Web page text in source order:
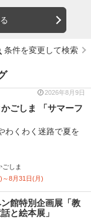
条件を変更して検索
2026年8月9日
ごしま 「サマーフ
わくわく迷路で夏を
ごしま
～8月31日(月)
館特別企画展「教
と絵本展」